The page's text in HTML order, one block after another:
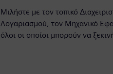
Μιλήστε με τον τοπικό
Λογαριασμού, τον Μηχανικό
όλοι οι οποίοι μπορούν να